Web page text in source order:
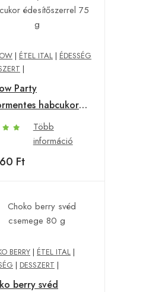
| ÉTEL ITAL | ÉDESSÉG
|
Party
habcukor
75 g
Több
információ
Ft
BERRY | ÉTEL ITAL |
| DESSZERT |
berry svéd